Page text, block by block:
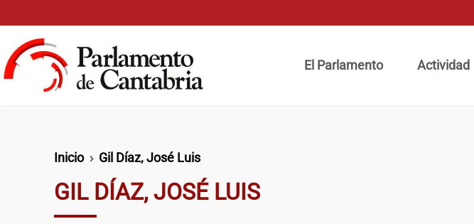
El Parlamento
Actividad
Ruta de navegación
Inicio Gil Díaz, José Luis
GIL DÍAZ, JOSÉ LUIS